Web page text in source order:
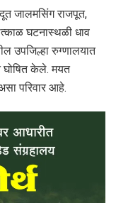
जालमसिंग राजपूत,
घटनास्थळी धाव
उपजिल्हा रुग्णालयात
केले. मयत
परिवार आहे.